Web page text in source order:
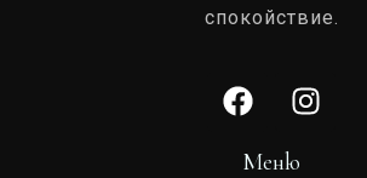
спокойствие.
Меню